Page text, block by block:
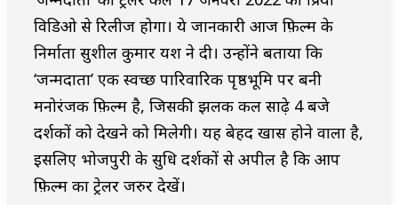
विडिओ से रिलीज होगा। ये जानकारी आज फ़िल्म के
निर्माता सुशील कुमार यश ने दी। उन्होंने बताया कि
‘जन्मदाता’ एक स्वच्छ पारिवारिक पृष्ठभूमि पर बनी
मनोरंजक फ़िल्म है, जिसकी झलक कल साढ़े 4 बजे
दर्शकों को देखने को मिलेगी। यह बेहद खास होने वाला है,
इसलिए भोजपुरी के सुधि दर्शकों से अपील है कि आप
फ़िल्म का ट्रेलर जरुर देखें।